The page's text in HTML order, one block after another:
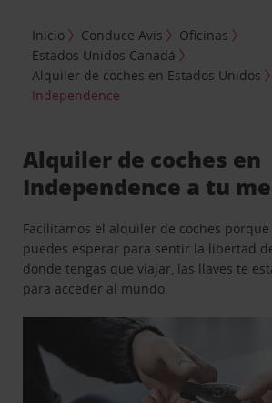
Inicio Conduce Avis
Oficinas
Estados Unidos Canadá
Alquiler de coches en Estados Unidos
Independence
Alquiler de coches en
Independence a tu
Facilitamos el alquiler de coches
puedes esperar para sentir la libertad
donde tengas que viajar, las llaves te
para acceder al mundo.